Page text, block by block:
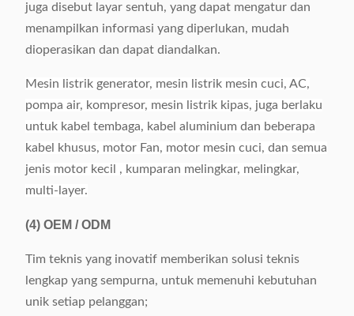
juga disebut layar sentuh, yang dapat mengatur dan
menampilkan informasi yang diperlukan, mudah
dioperasikan dan dapat diandalkan.
Mesin listrik generator, mesin listrik mesin cuci, AC,
pompa air, kompresor, mesin listrik kipas, juga berlaku
untuk kabel tembaga, kabel aluminium dan beberapa
kabel khusus, motor Fan, motor mesin cuci, dan semua
jenis motor kecil , kumparan melingkar, melingkar,
multi-layer.
(4) OEM / ODM
Tim teknis yang inovatif memberikan solusi teknis
lengkap yang sempurna, untuk memenuhi kebutuhan
unik setiap pelanggan;